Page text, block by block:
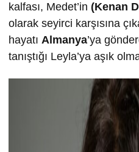
kalfası, Medet’in (Kenan
olarak seyirci karşısına
hayatı Almanya’ya
tanıştığı Leyla’ya aşık